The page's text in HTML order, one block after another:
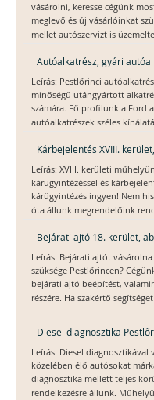
vásárolni, keresse cégünk
meglevő és új vásárlóinkat
mellet autószervizt is
Autóalkatrész, gyári
Leírás: Pestlőrinci
minőségű utángyártott
számára. Fő profilunk a Ford
autóalkatrészek széles
Kárbejelentés XVIII.
Leírás: XVIII. kerületi
kárügyintézéssel és
kárügyintézés ingyen! Nem
óta állunk megrendelőink
Bejárati ajtó 18. kerület,
Leírás: Bejárati ajtót
szüksége Pestlőrincen?
bejárati ajtó beépítést,
részére. Ha szakértő
Diesel diagnosztika
Leírás: Diesel diagnosztikával
közelében élő autósokat
diagnosztika mellett teljes
rendelkezésre állunk.